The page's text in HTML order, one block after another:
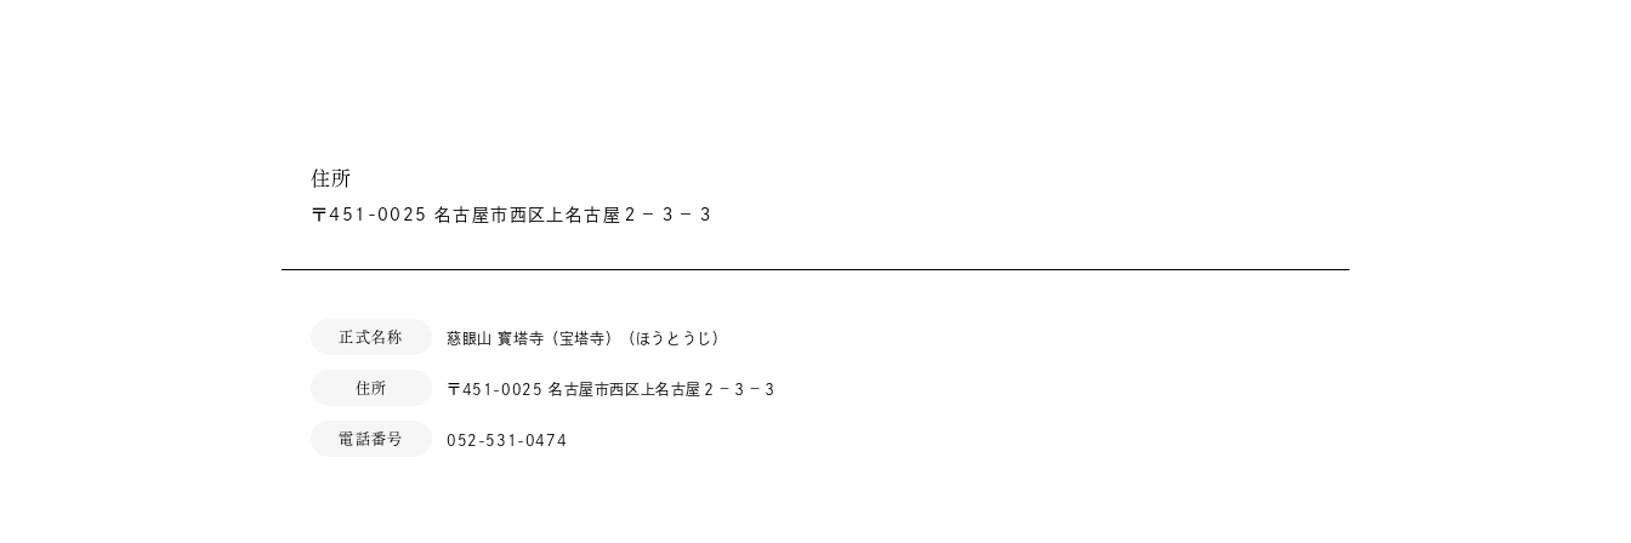
住所
〒451-0025 名古屋市西区上名古屋２－３－３
正式名称 慈眼山 寳塔寺（宝塔寺）（ほうとうじ）
住所 〒451-0025 名古屋市西区上名古屋２－３－３
電話番号 052-531-0474